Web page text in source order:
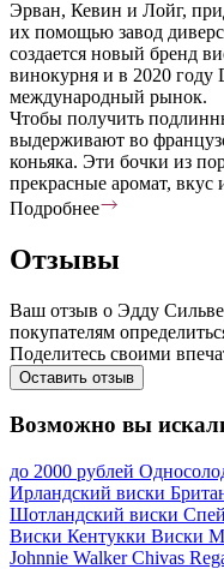
Эрван, Кевин и Лойг,
их помощью завод
создается новый бренд
винокурня и в 2020 году
международный рынок.
Чтобы получить
выдерживают во
коньяка. Эти бочки из
прекрасные аромат, вкус
Подробнее
Отзывы
Ваш отзыв о Эдду
покупателям
Поделитесь своими
Оставить отзыв
Возможно вы
до 2000 рублей
Ирландский виски
Шотландский виски
Виски Кентукки Виски
Johnnie WalkerChivas